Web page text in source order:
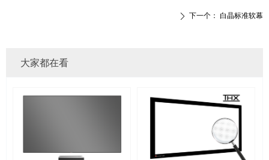
大家都在看
ꄲ 下一个： 白晶标准软幕